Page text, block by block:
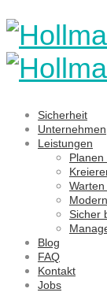
Sicherheit
Unternehmen
Leistungen
Sicher
Blog
FAQ
Kontakt
Jobs